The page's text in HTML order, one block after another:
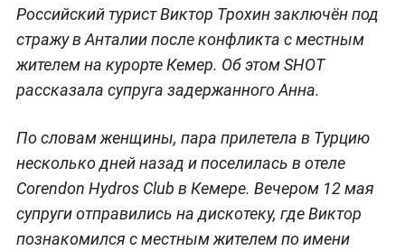
Российский турист Виктор Трохин заключён под
стражу в Анталии после конфликта с местным
жителем на курорте Кемер. Об этом SHOT
рассказала супруга задержанного Анна.
По словам женщины, пара прилетела в Турцию
несколько дней назад и поселилась в отеле
Corendon Hydros Club в Кемере. Вечером 12 мая
супруги отправились на дискотеку, где Виктор
познакомился с местным жителем по имени